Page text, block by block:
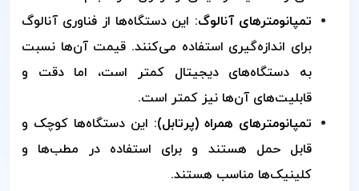
تمپانومترهای آنالوگ: این دستگاه‌ها از فناوری آنالوگ
برای اندازه‌گیری استفاده می‌کنند. قیمت آن‌ها نسبت
به دستگاه‌های دیجیتال کمتر است، اما دقت و
قابلیت‌های آن‌ها نیز کمتر است.
تمپانومترهای همراه (پرتابل): این دستگاه‌ها کوچک و
قابل حمل هستند و برای استفاده در مطب‌ها و
کلینیک‌ها مناسب هستند.